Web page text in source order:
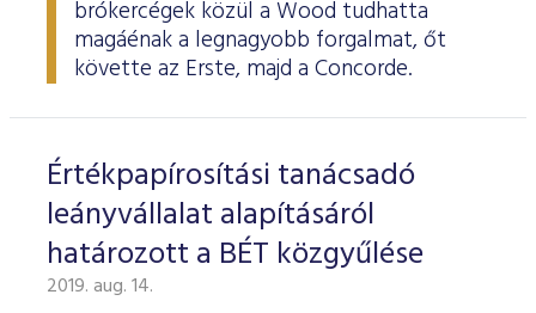
brókercégek közül a Wood tudhatta
magáénak a legnagyobb forgalmat, őt
követte az Erste, majd a Concorde.
Értékpapírosítási tanácsadó
leányvállalat alapításáról
határozott a BÉT közgyűlése
2019. aug. 14.